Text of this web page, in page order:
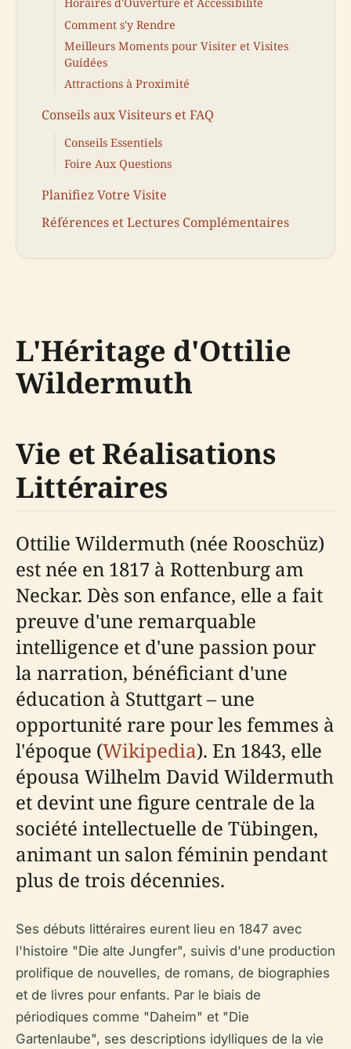
Comment s'y Rendre
Meilleurs Moments pour Visiter et Visites
Guidées
Attractions à Proximité
Conseils aux Visiteurs et FAQ
Conseils Essentiels
Foire Aux Questions
Planifiez Votre Visite
Références et Lectures Complémentaires
L'Héritage d'Ottilie
Wildermuth
Vie et Réalisations
Littéraires
Ottilie Wildermuth (née Rooschüz)
est née en 1817 à Rottenburg am
Neckar. Dès son enfance, elle a fait
preuve d'une remarquable
intelligence et d'une passion pour
la narration, bénéficiant d'une
éducation à Stuttgart – une
opportunité rare pour les femmes à
l'époque (Wikipedia). En 1843, elle
épousa Wilhelm David Wildermuth
et devint une figure centrale de la
société intellectuelle de Tübingen,
animant un salon féminin pendant
plus de trois décennies.
Ses débuts littéraires eurent lieu en 1847 avec
l'histoire "Die alte Jungfer", suivis d'une production
prolifique de nouvelles, de romans, de biographies
et de livres pour enfants. Par le biais de
périodiques comme "Daheim" et "Die
Gartenlaube", ses descriptions idylliques de la vie